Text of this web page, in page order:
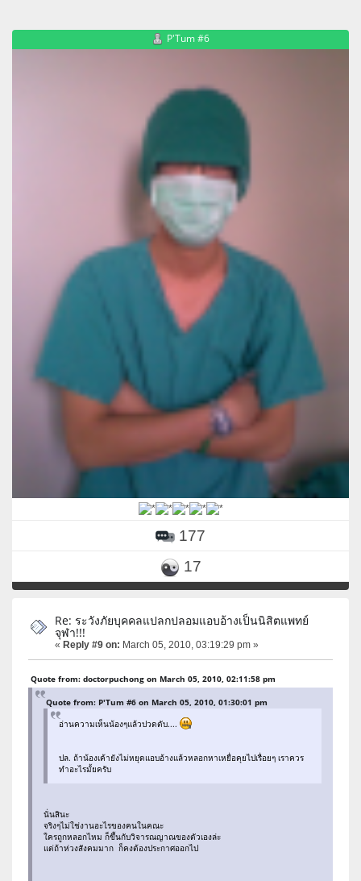
P'Tum #6
177
17
Re: ระวังภัยบุคคลแปลกปลอมแอบอ้างเป็นนิสิตแพทย์
จุฬา!!!
« Reply #9 on: March 05, 2010, 03:19:29 pm »
Quote from: doctorpuchong on March 05, 2010, 02:11:58 pm
Quote from: P'Tum #6 on March 05, 2010, 01:30:01 pm
อ่านความเห็นน้องๆแล้วปวดตับ....
ปล. ถ้าน้องเค้ายังไม่หยุดแอบอ้างแล้วหลอกหาเหยื่อคุยไปเรื่อยๆ เราควร
ทำอะไรมั้ยครับ
นั่นสินะ
จริงๆไม่ใช่งานอะไรของคนในคณะ
ใครถูกหลอกไหม ก็ขึ้นกับวิจารณญาณของตัวเองล่ะ
แต่ถ้าห่วงสังคมมาก ก็คงต้องประกาศออกไป